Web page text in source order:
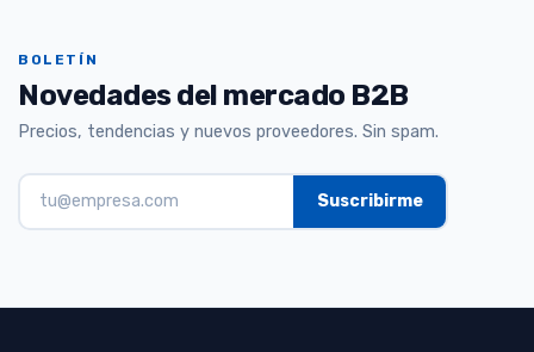
BOLETÍN
Novedades del mercado B2B
Precios, tendencias y nuevos proveedores. Sin spam.